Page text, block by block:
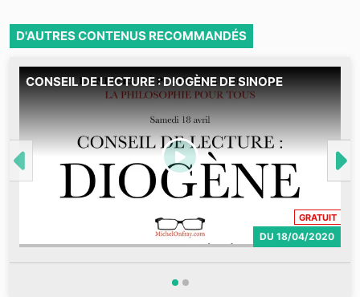
D'AUTRES CONTENUS RECOMMANDÉS
CONSEIL DE LECTURE : DIOGÈNE DE SINOPE
GRATUIT
DU 18/04/2020